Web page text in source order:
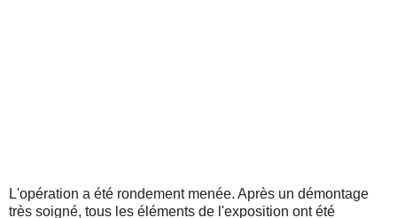
L'opération a été rondement menée. Après un démontage
très soigné, tous les éléments de l'exposition ont été